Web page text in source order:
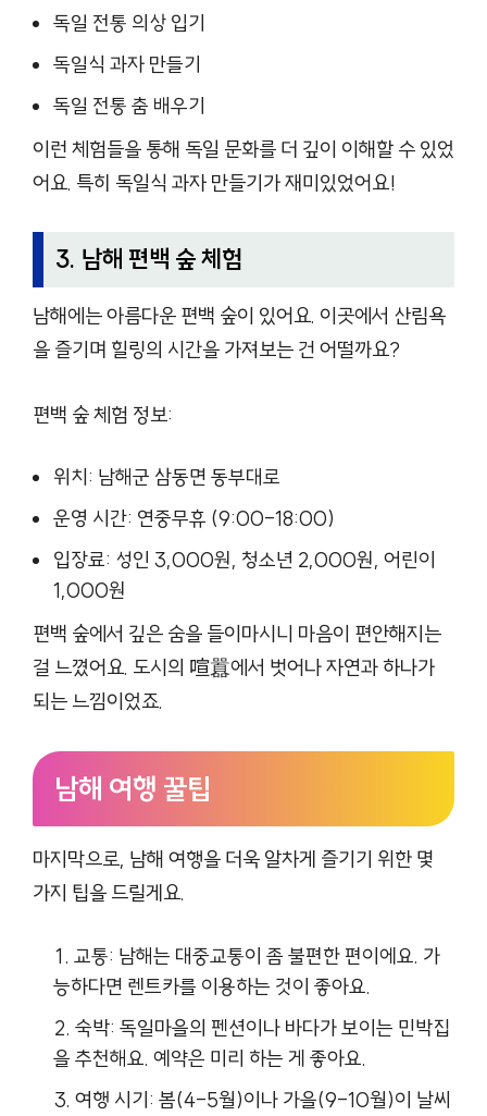
독일 전통 의상 입기
독일식 과자 만들기
독일 전통 춤 배우기
이런 체험들을 통해 독일 문화를 더 깊이 이해할 수 있었
어요. 특히 독일식 과자 만들기가 재미있었어요!
3. 남해 편백 숲 체험
남해에는 아름다운 편백 숲이 있어요. 이곳에서 산림욕
을 즐기며 힐링의 시간을 가져보는 건 어떨까요?
편백 숲 체험 정보:
위치: 남해군 삼동면 동부대로
운영 시간: 연중무휴 (9:00-18:00)
입장료: 성인 3,000원, 청소년 2,000원, 어린이
1,000원
편백 숲에서 깊은 숨을 들이마시니 마음이 편안해지는
걸 느꼈어요. 도시의 喧囂에서 벗어나 자연과 하나가
되는 느낌이었죠.
남해 여행 꿀팁
마지막으로, 남해 여행을 더욱 알차게 즐기기 위한 몇
가지 팁을 드릴게요.
교통: 남해는 대중교통이 좀 불편한 편이에요. 가
능하다면 렌트카를 이용하는 것이 좋아요.
숙박: 독일마을의 펜션이나 바다가 보이는 민박집
을 추천해요. 예약은 미리 하는 게 좋아요.
여행 시기: 봄(4-5월)이나 가을(9-10월)이 날씨